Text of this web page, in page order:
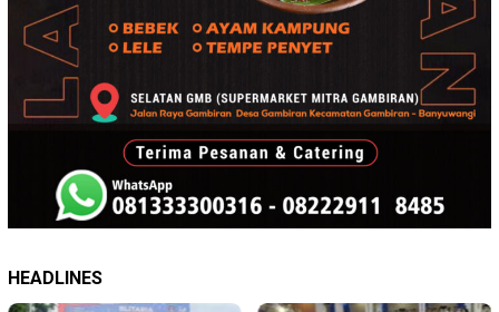
HEADLINES